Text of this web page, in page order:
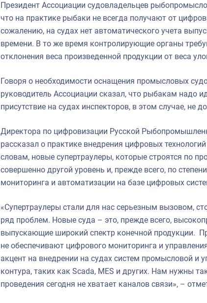
Президент Ассоциации судовладельцев
что на практике рыбаки не всегда получают от
сожалению, на судах нет автоматического учета
времени. В то же время контролирующие органы
отклонения веса произведенной продукции от веса
Говоря о необходимости оснащения промысловых
руководитель Ассоциации сказал, что рыбакам надо
присутствие на судах инспекторов, в этом случае, не
Директора по цифровизации Русской
рассказал о практике внедрения цифровых
словам, новые супертраулеры, которые строятся по
совершенно другой уровень и, прежде всего, по
мониторинга и автоматизации на базе цифровых
«Супертраулеры стали для нас серьезным вызовом,
ряд проблем. Новые суда – это, прежде всего,
выпускающие широкий спектр конечной продукции.
не обеспечивают цифрового мониторинга и
акцент на внедрении на судах систем промысловой и
контура, таких как Scada, MES и других. Нам нужны
проведения сегодня не хватает каналов связи», –